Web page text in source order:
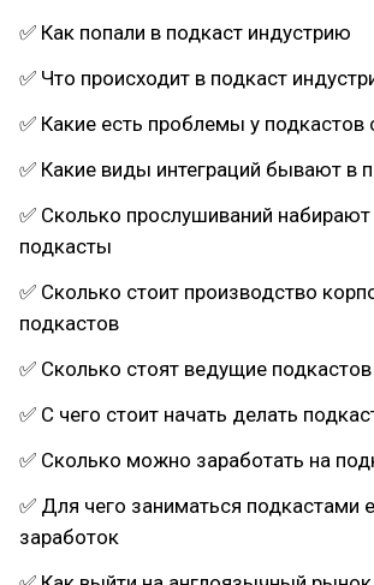
✅ Как попали в подкаст индустрию
✅ Что происходит в подкаст
✅ Какие есть проблемы у подкастов
✅ Какие виды интеграций бывают в
✅ Сколько прослушиваний
подкасты
✅ Сколько стоит производство
подкастов
✅ Сколько стоят ведущие подкастов
✅ С чего стоит начать делать
✅ Сколько можно заработать на
✅ Для чего заниматься подкастами
заработок